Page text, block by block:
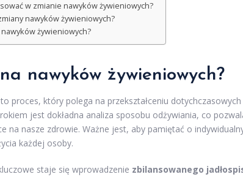
w zmianie nawyków żywieniowych?
nawyków żywieniowych?
żywieniowych?
nawyków żywieniowych?
to proces, który polega na przekształceniu
jest dokładna analiza sposobu odżywiania, co
na nasze zdrowie. Ważne jest, aby pamiętać o
każdej osoby.
staje się wprowadzenie zbilansowanego